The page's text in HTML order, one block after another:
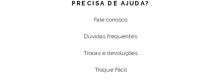
PRECISA DE AJUDA?
Fale conosco
Dúvidas frequentes
Trocas e devoluções
Troque Fácil